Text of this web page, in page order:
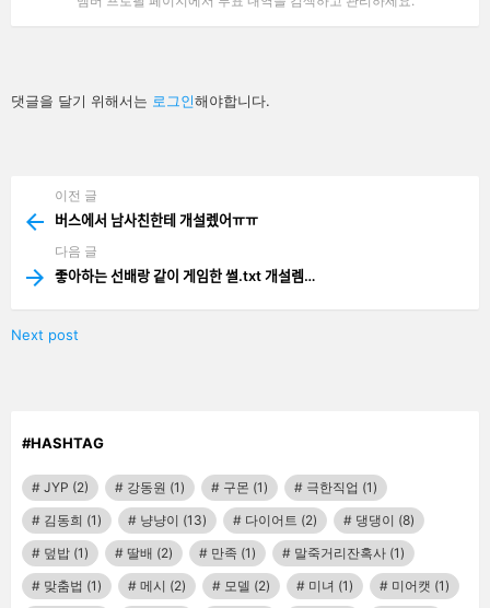
답
글
댓글을 달기 위해서는 로그인해야합니다.
more
이전 글
버스에서 남사친한테 개설렜어ㅠㅠ
다음 글
좋아하는 선배랑 같이 게임한 썰.txt 개설렘…
Next post
#HASHTAG
JYP (2) 강동원 (1) 구몬 (1) 극한직업 (1)
김동희 (1) 냥냥이 (13) 다이어트 (2) 댕댕이 (8)
덮밥 (1) 딸배 (2) 만족 (1) 말죽거리잔혹사 (1)
맞춤법 (1) 메시 (2) 모델 (2) 미녀 (1) 미어캣 (1)